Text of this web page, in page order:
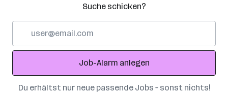
Suche schicken?
Adresse
Job-Alarm anlegen
Du erhältst nur neue passende Jobs – sonst nichts!